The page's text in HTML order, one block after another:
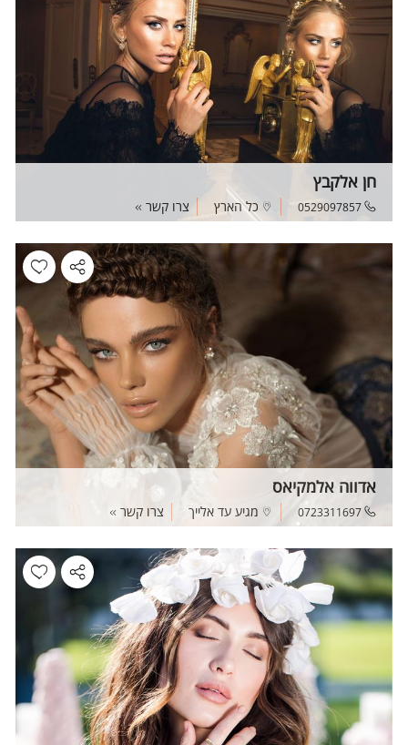
חן אלקבץ
0529097857 כל הארץ צרו קשר
אדווה אלמקיאס
0723311697 מגיע עד אלייך צרו קשר